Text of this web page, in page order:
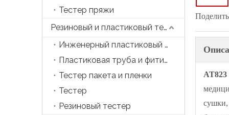
Тестер пряжи
Резиновый и пластиковый тестер
Инженерный пластиковый тестер
Пластиковая труба и фитинга тестер
Тестер пакета и пленки
Тестер
Резиновый тестер
сушки,